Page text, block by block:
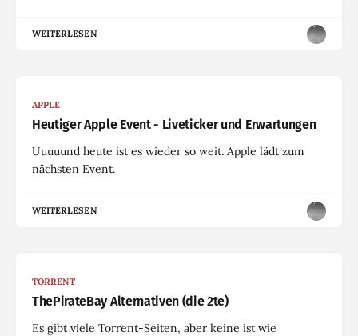
WEITERLESEN
APPLE
Heutiger Apple Event - Liveticker und Erwartungen
Uuuuund heute ist es wieder so weit. Apple lädt zum
nächsten Event.
WEITERLESEN
TORRENT
ThePirateBay Alternativen (die 2te)
Es gibt viele Torrent-Seiten, aber keine ist wie